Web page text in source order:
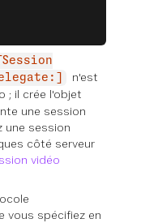
n'est
; il crée l'objet
une session
une session
côté serveur
vidéo
vous spécifiez en